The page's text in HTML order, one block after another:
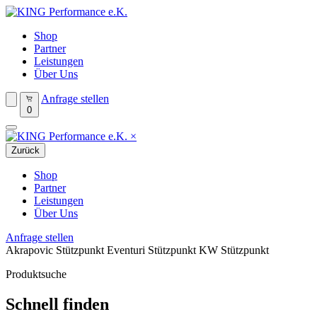
Shop
Partner
Leistungen
Über Uns
0
Anfrage stellen
×
Zurück
Shop
Partner
Leistungen
Über Uns
Anfrage stellen
Akrapovic Stützpunkt Eventuri Stützpunkt KW Stützpunkt
Produktsuche
Schnell finden